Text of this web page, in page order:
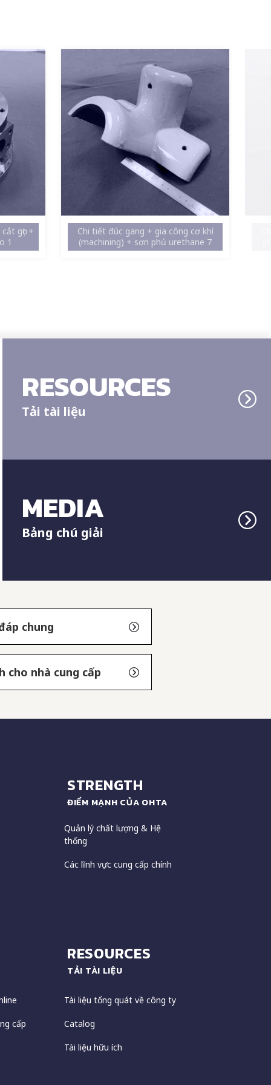
gọt +
1
Chi tiết đúc gang + gia công cơ khí
(machining) + sơn phủ urethane 7
RESOURCES
Tải tài liệu
MEDIA
Bảng chú giải
chung
cho nhà cung cấp
STRENGTH
ĐIỂM MẠNH CỦA OHTA
Quản lý chất lượng & Hệ
thống
Các lĩnh vực cung cấp chính
cấp
RESOURCES
TẢI TÀI LIỆU
Tài liệu tổng quát về công ty
Catalog
Tài liệu hữu ích